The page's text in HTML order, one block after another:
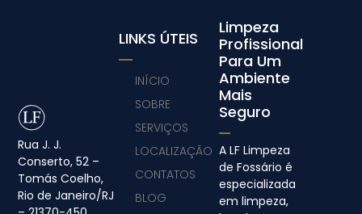
Rua J. J.
Conserto, 52 –
Tomás Coelho,
Rio de Janeiro/RJ
Limpeza
Profissional
Para Um
Ambiente
Mais
Seguro
A LF Limpeza
de Fossário é
especializada
em limpeza,
LINKS ÚTEIS
INÍCIO
SOBRE
SERVIÇOS
LOCALIZAÇÃO
CONTATOS
BLOG